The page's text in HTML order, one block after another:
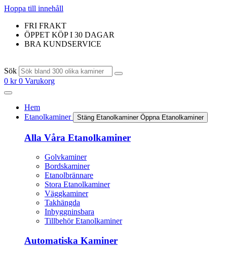
Hoppa till innehåll
FRI FRAKT
ÖPPET KÖP I 30 DAGAR
BRA KUNDSERVICE
Sök
0 kr 0 Varukorg
Hem
Etanolkaminer
Stäng Etanolkaminer Öppna Etanolkaminer
Alla Våra Etanolkaminer
Golvkaminer
Bordskaminer
Etanolbrännare
Stora Etanolkaminer
Väggkaminer
Takhängda
Inbyggninsbara
Tillbehör Etanolkaminer
Automatiska Kaminer